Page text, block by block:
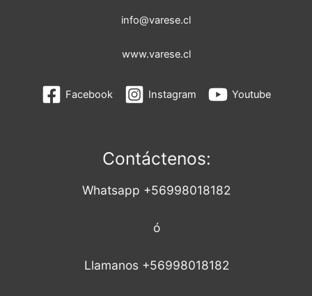
info@varese.cl
www.varese.cl
Facebook Instagram Youtube
Contáctenos:
Whatsapp +56998018182
ó
Llamanos +56998018182